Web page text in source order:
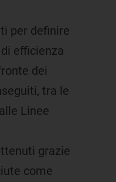
per definire
efficienza
dei
tra le
Linee
grazie
come